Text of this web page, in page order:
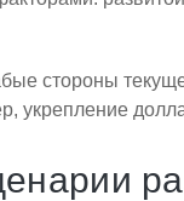
стороны
укрепление